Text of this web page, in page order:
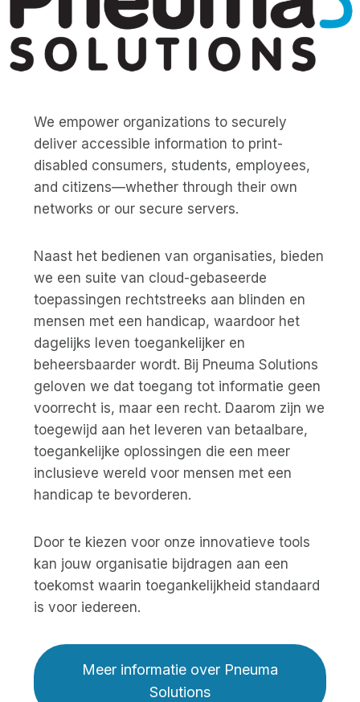
We empower organizations to securely
deliver accessible information to print-
disabled consumers, students, employees,
and citizens—whether through their own
networks or our secure servers.
Naast het bedienen van organisaties, bieden
we een suite van cloud-gebaseerde
toepassingen rechtstreeks aan blinden en
mensen met een handicap, waardoor het
dagelijks leven toegankelijker en
beheersbaarder wordt. Bij Pneuma Solutions
geloven we dat toegang tot informatie geen
voorrecht is, maar een recht. Daarom zijn we
toegewijd aan het leveren van betaalbare,
toegankelijke oplossingen die een meer
inclusieve wereld voor mensen met een
handicap te bevorderen.
Door te kiezen voor onze innovatieve tools
kan jouw organisatie bijdragen aan een
toekomst waarin toegankelijkheid standaard
is voor iedereen.
Meer informatie over Pneuma
Solutions